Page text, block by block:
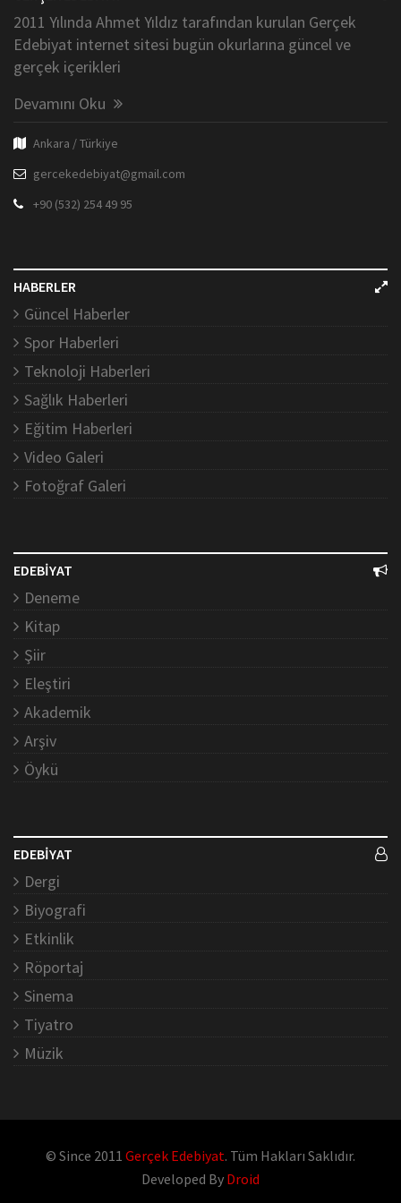
2011 Yılında Ahmet Yıldız tarafından kurulan Gerçek
Edebiyat internet sitesi bugün okurlarına güncel ve
gerçek içerikleri
Devamını Oku
Ankara / Türkiye
gercekedebiyat@gmail.com
+90 (532) 254 49 95
HABERLER
Güncel Haberler
Spor Haberleri
Teknoloji Haberleri
Sağlık Haberleri
Eğitim Haberleri
Video Galeri
Fotoğraf Galeri
EDEBİYAT
Deneme
Kitap
Şiir
Eleştiri
Akademik
Arşiv
Öykü
EDEBİYAT
Dergi
Biyografi
Etkinlik
Röportaj
Sinema
Tiyatro
Müzik
© Since 2011 Gerçek Edebiyat. Tüm Hakları Saklıdır.
Developed By Droid